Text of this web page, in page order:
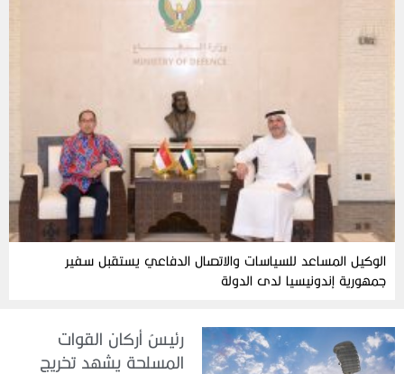
الوكيل المساعد للسياسات والاتصال الدفاعي يستقبل سفير
جمهورية إندونيسيا لدى الدولة
رئيسُ أركان القوات
المسلحة يشهد تخريج